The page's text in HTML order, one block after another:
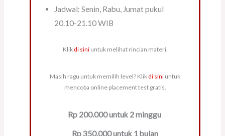
Jadwal: Senin, Rabu, Jumat pukul
20.10-21.10 WIB
Klik di siniuntuk melihat rincian materi.
Masih ragu untuk memilih level? Klik di sini untuk
mencoba online placement test gratis.
Rp 200.000 untuk 2 minggu
Rp 350.000 untuk 1 bulan